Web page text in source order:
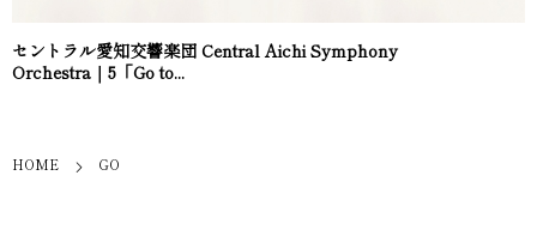
セントラル愛知交響楽団 Central Aichi Symphony
Orchestra｜5「Go to...
HOME GO